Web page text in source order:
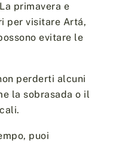
primavera e
per visitare Artá,
evitare le
perderti alcuni
la sobrasada o il
puoi